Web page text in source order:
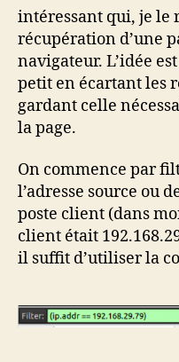
intéressant qui, je le
récupération d’une
navigateur. L’idée
petit en écartant les
gardant celle
la page.
On commence par
l’adresse source ou
poste client (dans
client était
il suffit d’utiliser la